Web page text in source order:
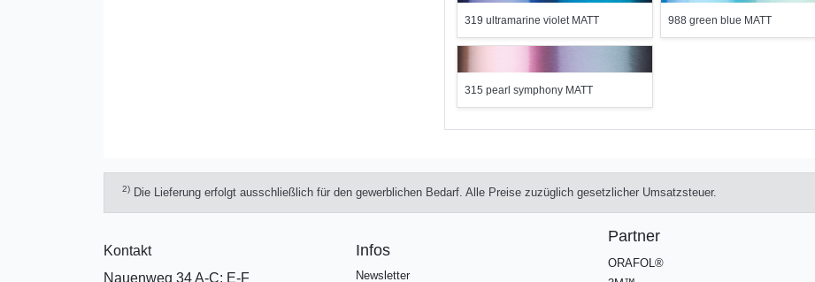
319 ultramarine violet MATT 988 green blue MATT
315 pearl symphony MATT
2) Die Lieferung erfolgt ausschließlich für den gewerblichen Bedarf. Alle Preise zuzüglich gesetzlicher Umsatzsteuer.
Kontakt
Nauenweg 34 A-C; E-F
Infos
Newsletter
Partner
ORAFOL®